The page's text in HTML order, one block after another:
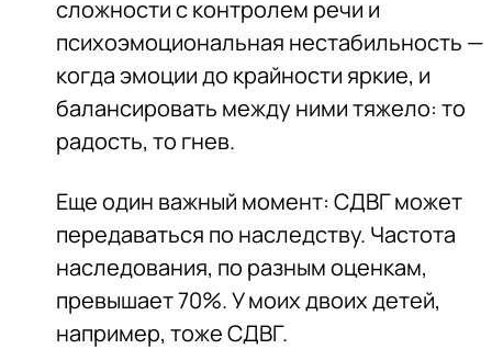
сложности с контролем речи и
психоэмоциональная нестабильность —
когда эмоции до крайности яркие, и
балансировать между ними тяжело: то
радость, то гнев.
Еще один важный момент: СДВГ может
передаваться по наследству. Частота
наследования, по разным оценкам,
превышает 70%. У моих двоих детей,
например, тоже СДВГ.